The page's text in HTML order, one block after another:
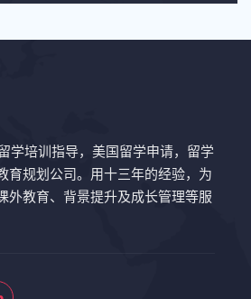
学培训指导，美国留学申请，留学
育规划公司。用十三年的经验，为
外教育、背景提升及成长管理等服